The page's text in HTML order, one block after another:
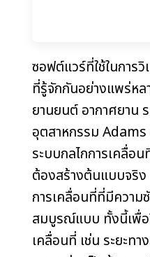
ซอฟต์แวร์ที่ใช้ในการ
ที่รู้จักกันอย่างแพร่ห
ยานยนต์ อากาศยาน
อุตสาหกรรม Adams
ระบบกลไกการเคลื่อ
ต้องสร้างต้นแบบจริ
การเคลื่อนที่ที่มีความ
สมบูรณ์แบบ ทั้งนี้เพื่อ
เคลื่อนที่ เช่น ระยะท